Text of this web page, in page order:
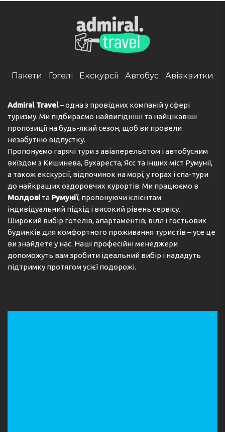
Пакети Готелі Екскурсії Автобус Авіаквитки
Admiral Travel– одна з провідних компаній у сфері
туризму. Ми підбираємо найвигідніші та найцікавіші
пропозиції на будь-який сезон, щоб ви провели
незабутню відпустку.
Пропонуємо гарячі тури з авіаперельотом і автобусним
виїздом з Кишинева, Бухареста, Ясс та інших міст Румунії,
а також екскурсії, відпочинок на морі, у горах і спа-тури
до найкращих оздоровчих курортів. Ми працюємо в
Молдові та Румунії, пропонуючи клієнтам
індивідуальний підхід і високий рівень сервісу.
Широкий вибір готелів, апартаментів, вілл і гостьових
будинків для комфортного проживання туристів – усе це
ви знайдете у нас. Наші професійні менеджери
допоможуть вам зробити ідеальний вибір і нададуть
підтримку протягом усієї подорожі.